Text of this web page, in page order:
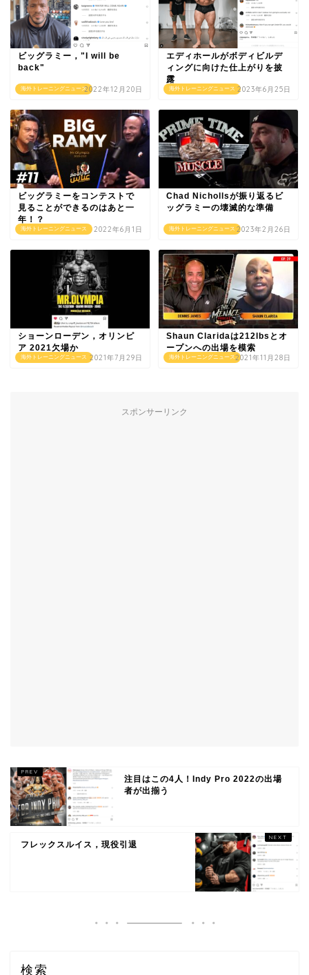
海外トレーニングニュース
ビッグラミー，"I will be
back"
2022年12月20日 海外トレーニングニュース
エディホールがボディビルデ
ィングに向けた仕上がりを披
露
2023年6月25日
海外トレーニングニュース
ビッグラミーをコンテストで
見ることができるのはあと一
年！？
2022年6月1日 海外トレーニングニュース
Chad Nichollsが振り返るビ
ッグラミーの壊滅的な準備
2023年2月26日
海外トレーニングニュース
ショーンローデン，オリンピ
ア 2021欠場か
2021年7月29日 海外トレーニングニュース
Shaun Claridaは212lbsとオ
ープンへの出場を模索
2021年11月28日
スポンサーリンク
注目はこの4人！Indy Pro 2022の出場
者が出揃う
フレックスルイス，現役引退
検索